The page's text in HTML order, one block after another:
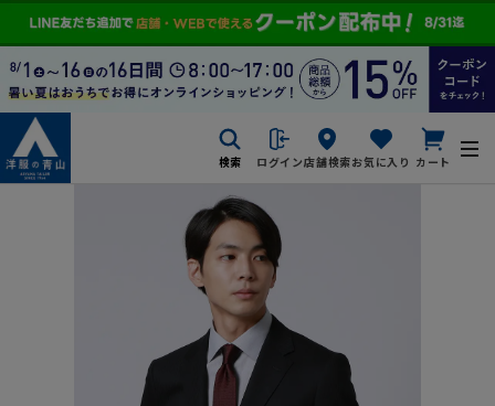
検索 ログイン店舗検索お気に入り カート